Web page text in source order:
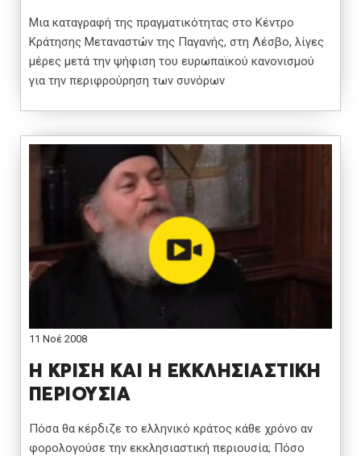
Μια καταγραφή της πραγματικότητας στο Κέντρο
Κράτησης Μεταναστών της Παγανής, στη Λέσβο, λίγες
μέρες μετά την ψήφιση του ευρωπαϊκού κανονισμού
για την περιφρούρηση των συνόρων
11 Νοέ 2008
Η ΚΡΙΣΗ ΚΑΙ Η ΕΚΚΛΗΣΙΑΣΤΙΚΗ
ΠΕΡΙΟΥΣΙΑ
Πόσα θα κέρδιζε το ελληνικό κράτος κάθε χρόνο αν
φορολογούσε την εκκλησιαστική περιουσία; Πόσο